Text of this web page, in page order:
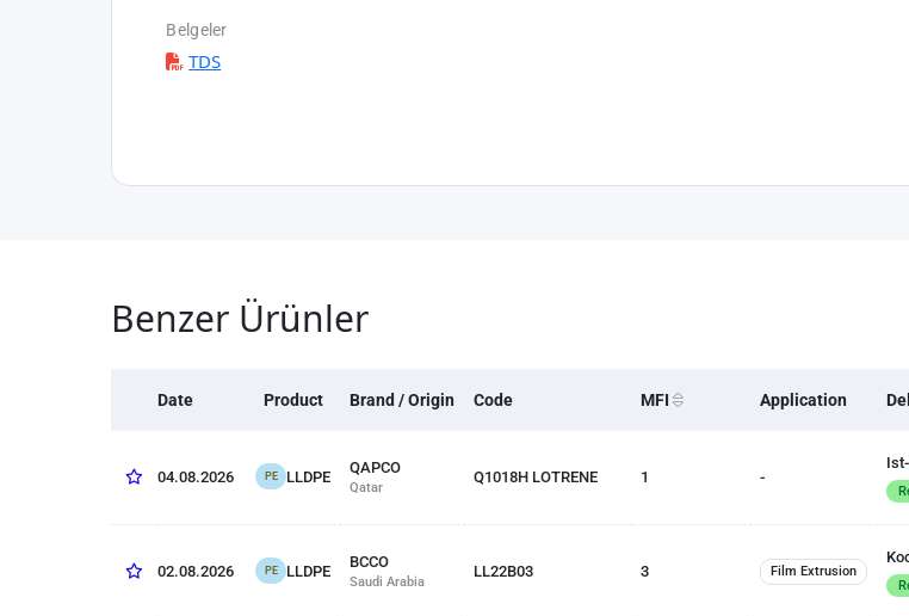
Belgeler
TDS
Benzer Ürünler
Date Product Brand / Origin Code MFI Application
04.08.2026 PE LLDPE
QAPCO
Qatar
Q1018H LOTRENE 1 -
02.08.2026 PE LLDPE
BCCO
Saudi Arabia
LL22B03 3 Film Extrusion